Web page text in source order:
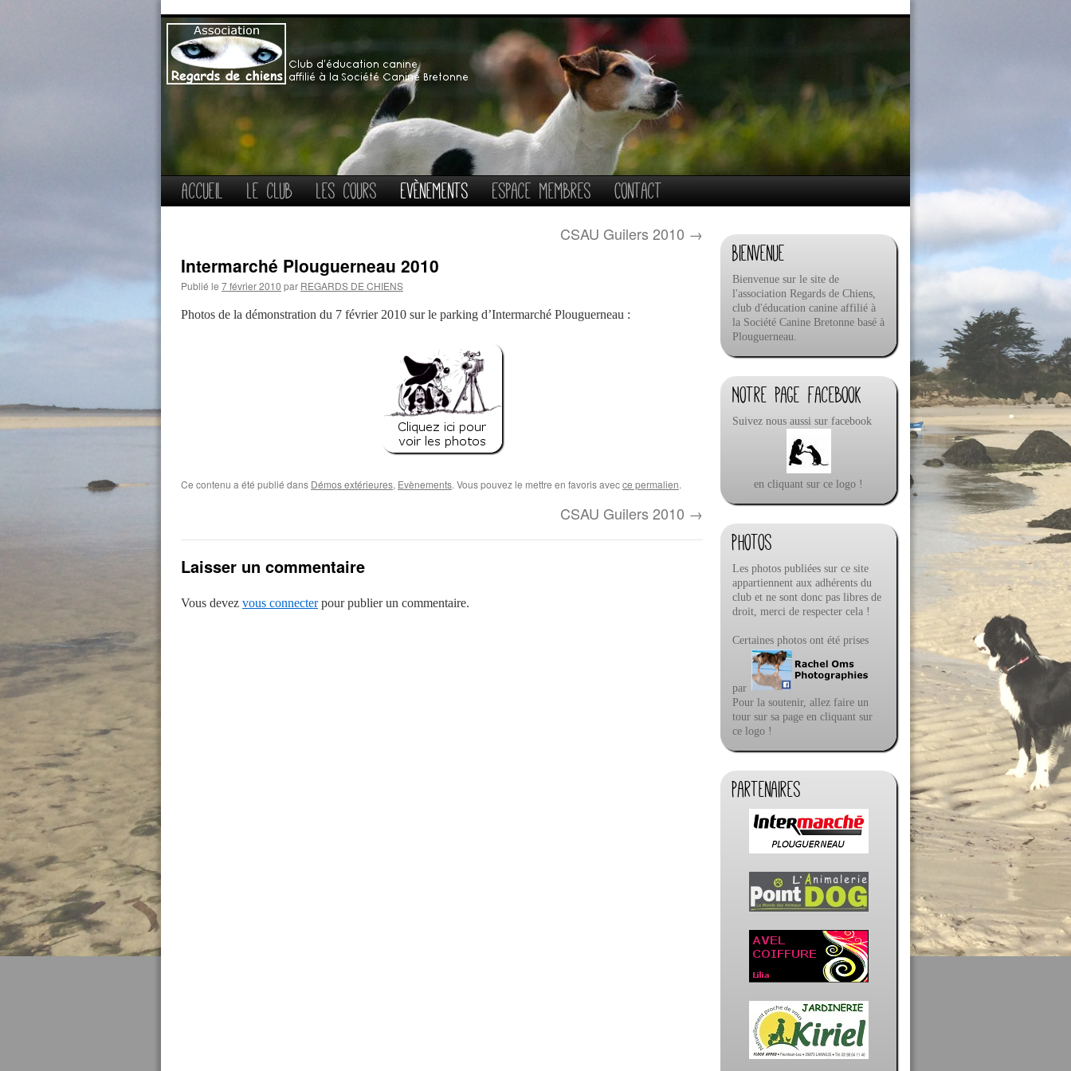
Aller
Accueil Le club Les cours Evènements Espace membres Contact
CSAU Guilers 2010 →
Intermarché Plouguerneau 2010
Publié le 7 février 2010 par REGARDS DE CHIENS
Photos de la démonstration du 7 février 2010 sur le parking d’Intermarché Plouguerneau :
Ce contenu a été publié dans Démos extérieures, Evènements. Vous pouvez le mettre en favoris avecce permalien.
CSAU Guilers 2010 →
Laisser un commentaire
Vous devez vous connecterpour publier un commentaire.
Bienvenue
Bienvenue sur le site de
l'association Regards de Chiens,
club d'éducation canine affilié à
la Société Canine Bretonne basé à
Plouguerneau.
Notre page facebook
Suivez nous aussi sur facebook
en cliquant sur ce logo !
Photos
Les photos publiées sur ce site
appartiennent aux adhérents du
club et ne sont donc pas libres de
droit, merci de respecter cela !
Certaines photos ont été prises
par
Pour la soutenir, allez faire un
tour sur sa page en cliquant sur
ce logo !
Partenaires